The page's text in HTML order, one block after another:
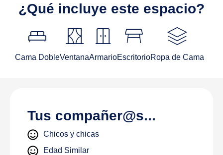
¿Qué incluye este espacio?
King_bed
Cama Doble
curtains
Ventana
door_sliding
Armario
table_restaurant
Escritorio
stacks
Ropa de Cama
Tus compañer@s...
Chicos y chicas
Edad Similar